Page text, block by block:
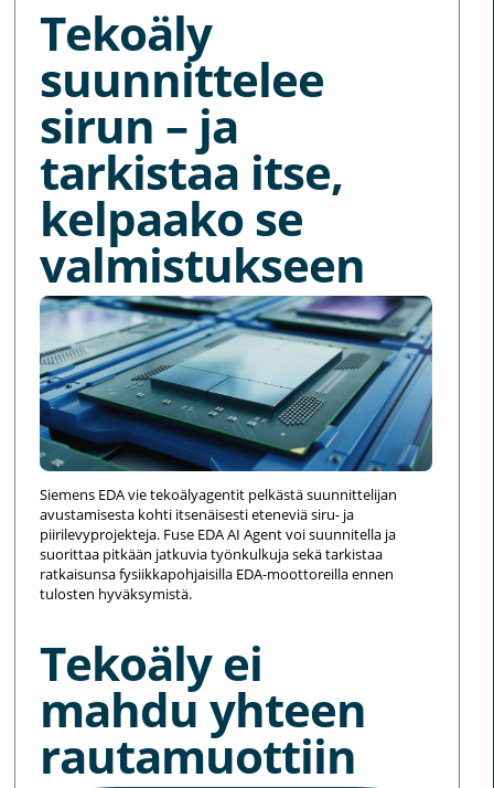
Tekoäly
suunnittelee
sirun – ja
tarkistaa itse,
kelpaako se
valmistukseen
Siemens EDA vie tekoälyagentit pelkästä suunnittelijan
avustamisesta kohti itsenäisesti eteneviä siru- ja
piirilevyprojekteja. Fuse EDA AI Agent voi suunnitella ja
suorittaa pitkään jatkuvia työnkulkuja sekä tarkistaa
ratkaisunsa fysiikkapohjaisilla EDA-moottoreilla ennen
tulosten hyväksymistä.
Tekoäly ei
mahdu yhteen
rautamuottiin